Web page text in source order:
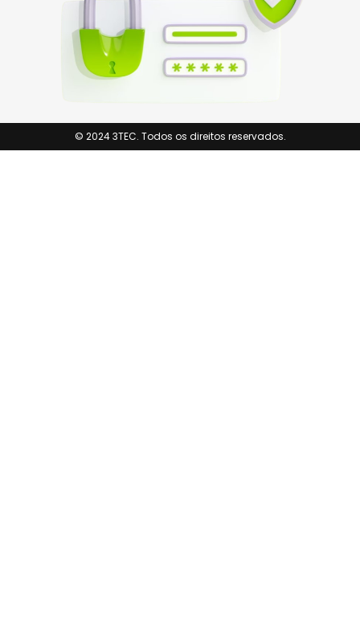
© 2024 3TEC. Todos os direitos reservados.